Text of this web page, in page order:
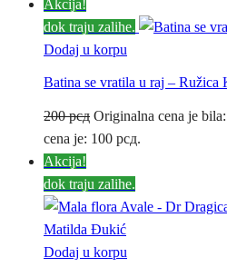
Akcija!
dok traju zalihe.
Dodaj u korpu
Batina se vratila u raj – Ružica
200рсд Originalna cena je
cena je: 100 рсд.
Akcija!
dok traju zalihe.
Dodaj u korpu